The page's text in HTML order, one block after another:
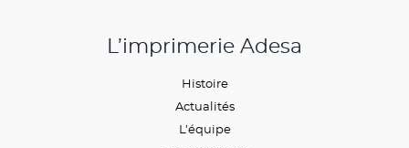
L’imprimerie Adesa
Histoire
Actualités
L’équipe